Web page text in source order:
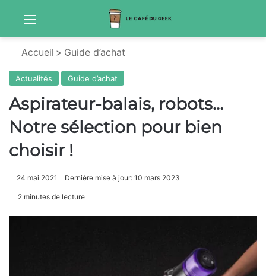
Menu
Accueil > Guide d’achat
Actualités Guide d’achat
Aspirateur-balais, robots…
Notre sélection pour bien
choisir !
24 mai 2021 Dernière mise à jour: 10 mars 2023
2 minutes de lecture